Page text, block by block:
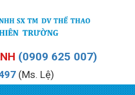
(0909 625 007)
(Ms. Lệ)